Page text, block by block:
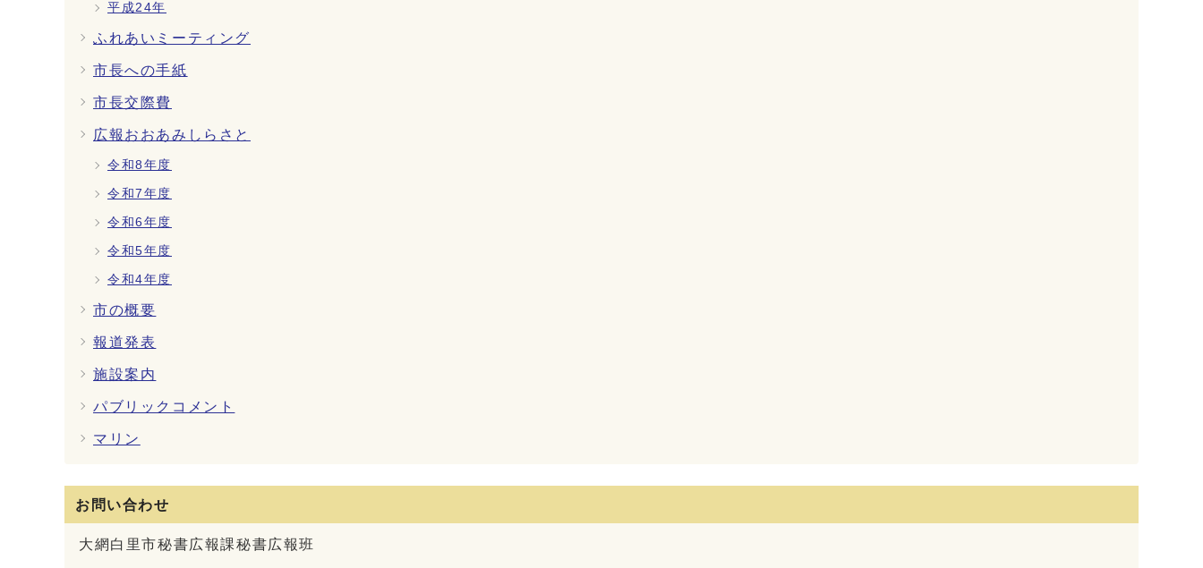
平成24年
ふれあいミーティング
市長への手紙
市長交際費
広報おおあみしらさと
令和8年度
令和7年度
令和6年度
令和5年度
令和4年度
市の概要
報道発表
施設案内
パブリックコメント
マリン
お問い合わせ
大網白里市秘書広報課秘書広報班